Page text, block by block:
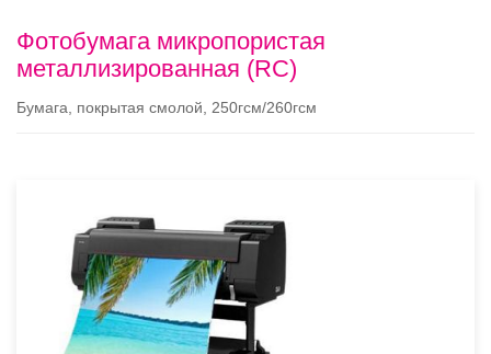
Фотобумага микропористая
металлизированная (RC)
Бумага, покрытая смолой, 250гсм/260гсм